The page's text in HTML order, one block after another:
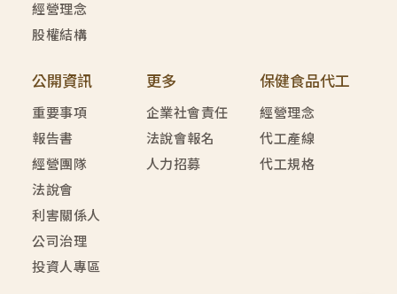
經營理念
股權結構
公開資訊
重要事項
報告書
經營團隊
法說會
利害關係人
公司治理
投資人專區
更多
企業社會責任
法說會報名
人力招募
保健食品代工
經營理念
代工產線
代工規格